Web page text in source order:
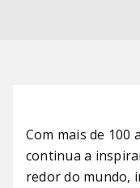
Com mais de 100
continua a
redor do mundo,